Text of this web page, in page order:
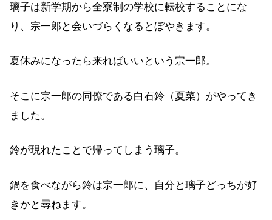
璃子は新学期から全寮制の学校に転校することにな
り、宗一郎と会いづらくなるとぼやきます。
夏休みになったら来ればいいという宗一郎。
そこに宗一郎の同僚である白石鈴（夏菜）がやってき
ました。
鈴が現れたことで帰ってしまう璃子。
鍋を食べながら鈴は宗一郎に、自分と璃子どっちが好
きかと尋ねます。